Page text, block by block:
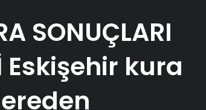
SONUÇLARI
Eskişehir kura